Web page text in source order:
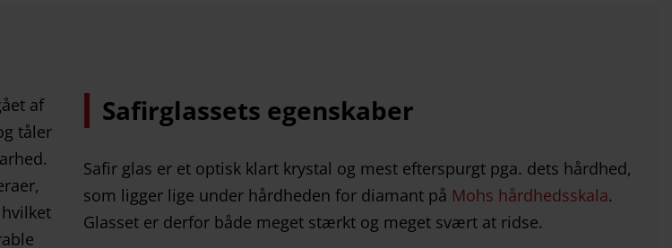
Safirglassets egenskaber
Safir glas er et optisk klart krystal og mest efterspurgt pga. dets hårdhed,
som ligger lige under hårdheden for diamant på Mohs hårdhedsskala.
Glasset er derfor både meget stærkt og meget svært at ridse.